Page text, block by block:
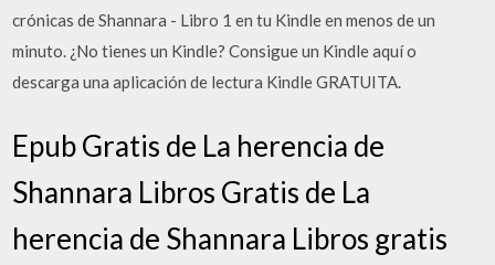
crónicas de Shannara - Libro 1 en tu Kindle en menos de un
minuto. ¿No tienes un Kindle? Consigue un Kindle aquí o
descarga una aplicación de lectura Kindle GRATUITA.
Epub Gratis de La herencia de
Shannara Libros Gratis de La
herencia de Shannara Libros gratis